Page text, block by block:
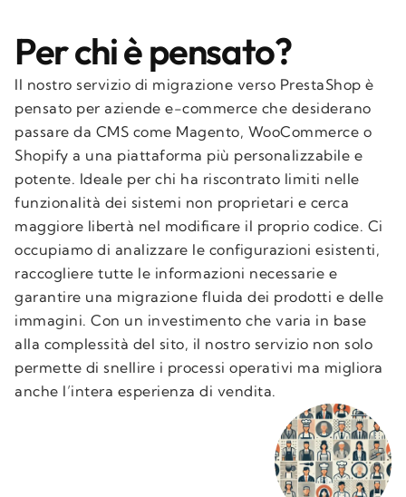
Per chi è pensato?
Il nostro servizio di migrazione verso PrestaShop è
pensato per aziende e-commerce che desiderano
passare da CMS come Magento, WooCommerce o
Shopify a una piattaforma più personalizzabile e
potente. Ideale per chi ha riscontrato limiti nelle
funzionalità dei sistemi non proprietari e cerca
maggiore libertà nel modificare il proprio codice. Ci
occupiamo di analizzare le configurazioni esistenti,
raccogliere tutte le informazioni necessarie e
garantire una migrazione fluida dei prodotti e delle
immagini. Con un investimento che varia in base
alla complessità del sito, il nostro servizio non solo
permette di snellire i processi operativi ma migliora
anche l’intera esperienza di vendita.